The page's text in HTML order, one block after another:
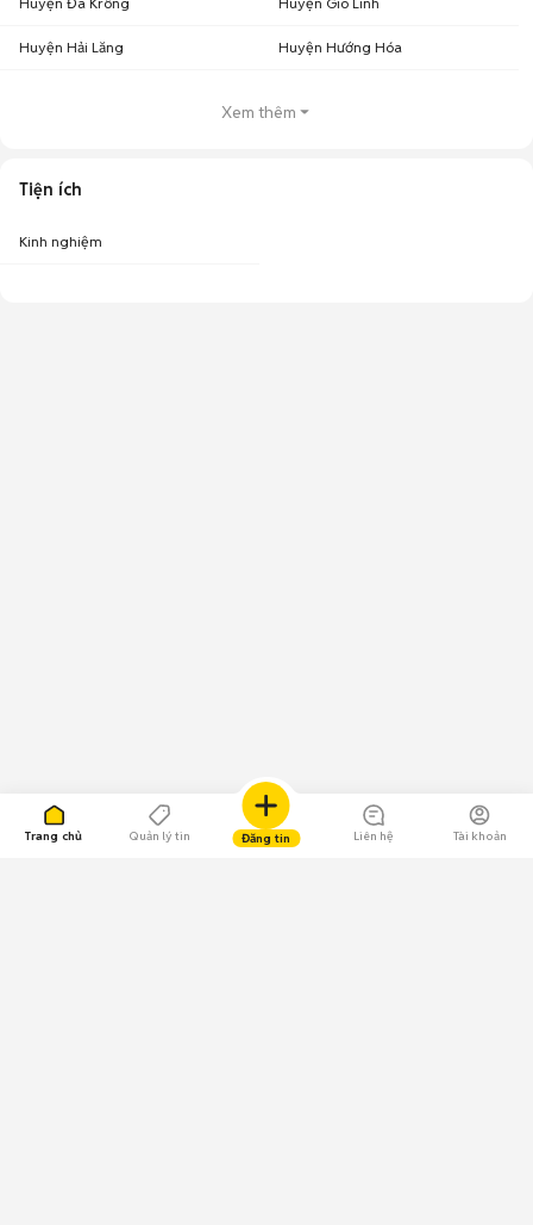
Trang chủ Quản lý tin Đăng tin Liên hệ Tài khoản
Huyện Hải Lăng Huyện Hướng Hóa
Xem thêm
Tiện ích
Kinh nghiệm